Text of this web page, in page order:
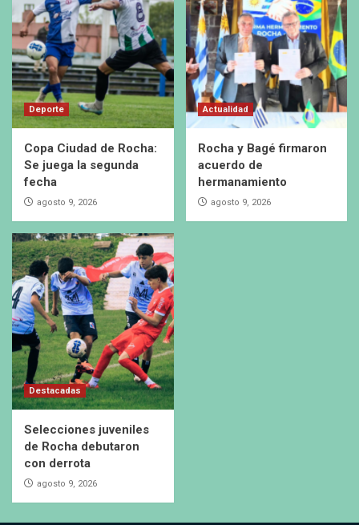
Deporte
Copa Ciudad de Rocha:
Se juega la segunda
fecha
agosto 9, 2026
Actualidad
Rocha y Bagé firmaron
acuerdo de
hermanamiento
agosto 9, 2026
Destacadas
Selecciones juveniles
de Rocha debutaron
con derrota
agosto 9, 2026